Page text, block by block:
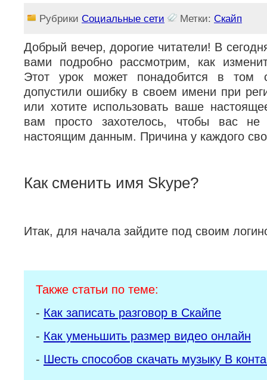
Рубрики Социальные сети Метки: Скайп
Добрый вечер, дорогие читатели! В
вами подробно рассмотрим, как
Этот урок может понадобится в том
допустили ошибку в своем имени при
или хотите использовать ваше
вам просто захотелось, чтобы вас
настоящим данным. Причина у каждого
Как сменить имя Skype?
Итак, для начала зайдите под своим
Также статьи по теме:
- Как записать разговор в Скайпе
- Как уменьшить размер видео онлайн
- Шесть способов скачать музыку В